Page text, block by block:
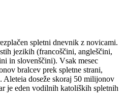
spletni dnevnik z novicami.
jezikih (francoščini, angleščini,
in slovenščini). Vsak mesec
bralcev prek spletne strani,
doseže skoraj 50 milijonov
je eden vodilnih katoliških spletnih